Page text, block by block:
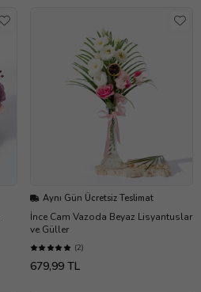
Aynı Gün Ücretsiz Teslimat
İnce Cam Vazoda Beyaz Lisyantuslar
ve Güller
(2)
679,99 TL